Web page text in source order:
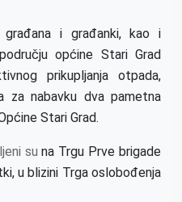
i građanki, kao i
općine Stari Grad
prikupljanja otpada,
za nabavku dva pametna
Stari Grad.
su na Trgu Prve brigade
u blizini Trga oslobođenja